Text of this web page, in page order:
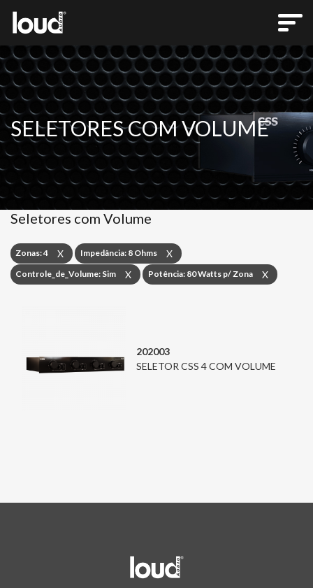
SELETORES COM VOLUME
Seletores com Volume
Zonas: 4 X Impedância: 8 Ohms X
Controle_de_Volume: Sim X Potência: 80 Watts p/ Zona X
202003
SELETOR CSS 4 COM VOLUME